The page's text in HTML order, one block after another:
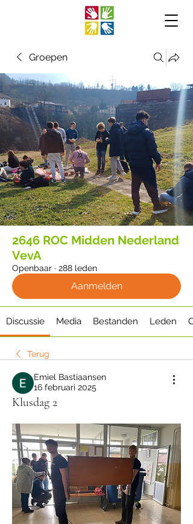
Groepen
2646 ROC Midden Nederland
VevA
Openbaar · 288 leden
Aanmelden
Discussie Media Bestanden Leden
Terug
Emiel Bastiaansen
16 februari 2025
Klusdag 2